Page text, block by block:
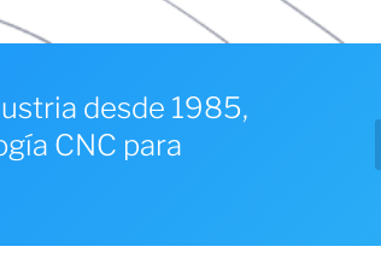
desde 1985,
CNC para